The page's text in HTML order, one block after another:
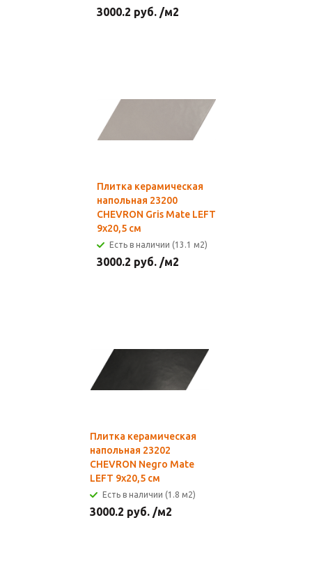
3000.2 руб. /м2
Плитка керамическая
напольная 23200
CHEVRON Gris Mate LEFT
9х20,5 см
Есть в наличии (13.1 м2)
3000.2 руб. /м2
Плитка керамическая
напольная 23202
CHEVRON Negro Mate
LEFT 9х20,5 см
Есть в наличии (1.8 м2)
3000.2 руб. /м2